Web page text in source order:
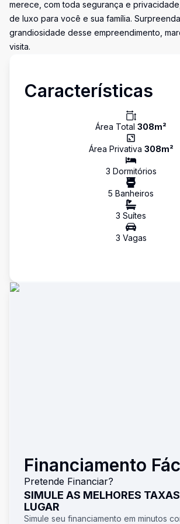
merece, com toda segurança e
de luxo para você e sua família.
grandiosidade desse empreendimento,
visita.
Características
Área Total 308m²
Área Privativa 308m²
3 Dormitórios
5 Banheiros
3 Suítes
3 Vagas
Financiamento
Pretende Financiar?
SIMULE AS MELHORES
LUGAR
Simule seu financiamento em minutos